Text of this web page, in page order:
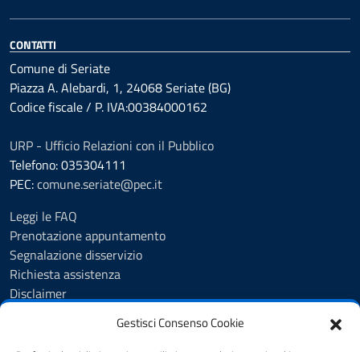
Gestisci Consenso Cookie
CONTATTI
Comune di Seriate
Piazza A. Alebardi, 1, 24068 Seriate (BG)
Codice fiscale / P. IVA:00384000162
URP - Ufficio Relazioni con il Pubblico
Telefono: 035304111
PEC:comune.seriate@pec.it
Leggi le FAQ
Prenotazione appuntamento
Segnalazione disservizio
Richiesta assistenza
Disclaimer